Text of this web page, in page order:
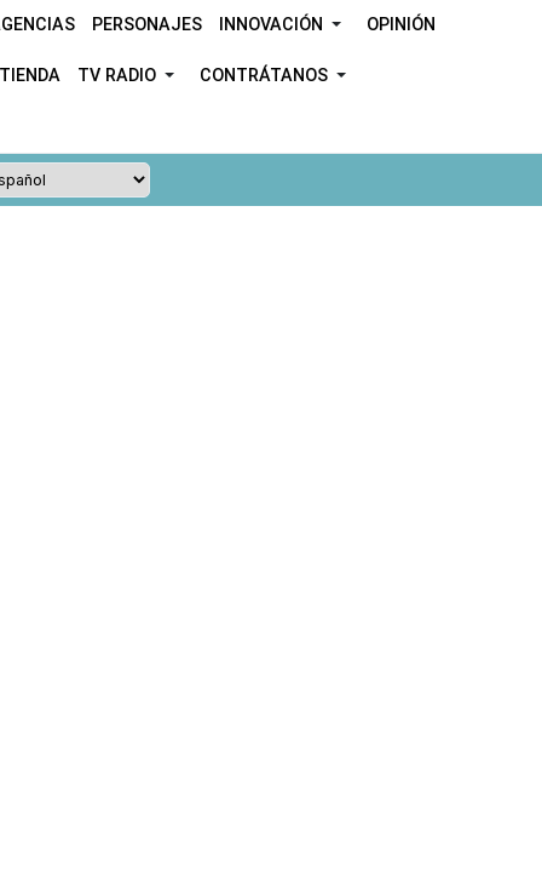
PERSONAJES INNOVACIÓN OPINIÓN
TIENDA TV RADIO CONTRÁTANOS